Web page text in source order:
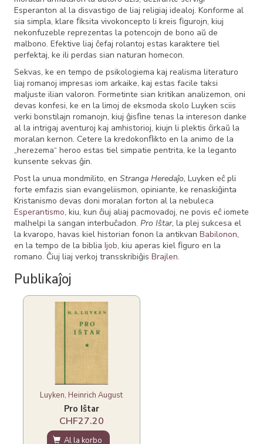
Esperanton al la disvastigo de liaj religiaj idealoj. Konforme al
sia simpla, klare ﬁksita vivokoncepto li kreis ﬁgurojn, kiuj
nekonfuzeble reprezentas la potencojn de bono aŭ de
malbono. Efektive liaj ĉefaj rolantoj estas karaktere tiel
perfektaj, ke ili perdas sian naturan homecon.
Sekvas, ke en tempo de psikologiema kaj realisma literaturo
liaj romanoj impresas iom arkaike, kaj estas facile taksi
maljuste ilian valoron. Formetinte sian kritikan analizemon, oni
devas konfesi, ke en la limoj de eksmoda skolo Luyken sciis
verki bonstilajn romanojn, kiuj ĝisﬁne tenas la intereson danke
al la intrigaj aventuroj kaj amhistorioj, kiujn li plektis ĉirkaŭ la
moralan kernon. Cetere la kredokonﬂikto en la animo de la
„herezema“ heroo estas tiel simpatie pentrita, ke la leganto
kunsente sekvas ĝin.
Post la unua mondmilito, en Stranga Heredaĵo, Luyken eĉ pli
forte emfazis sian evangeliismon, opiniante, ke renaskiĝinta
Kristanismo devas doni moralan forton al la nebuleca
Esperantismo, kiu, kun ĉiuj aliaj pacmovadoj, ne povis eĉ iomete
malhelpi la sangan interbuĉadon. Pro Iŝtar, la plej sukcesa el
la kvaropo, havas kiel historian fonon la antikvan Babilonon,
en la tempo de la biblia Ijob, kiu aperas kiel ﬁguro en la
romano. Ĉiuj liaj verkoj transskribiĝis Brajlen.
Publikaĵoj
Luyken, Heinrich August
Pro Iŝtar
CHF27.20
Al la korbo